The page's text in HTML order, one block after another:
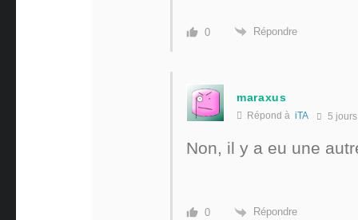
0 Répondre
maraxus
Répond à iTA 5 jours
Non, il y a eu une
0 Répondre